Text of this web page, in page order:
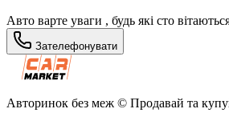
Авто варте уваги , будь які сто
Зателефонувати
Авторинок без меж © Продавай та